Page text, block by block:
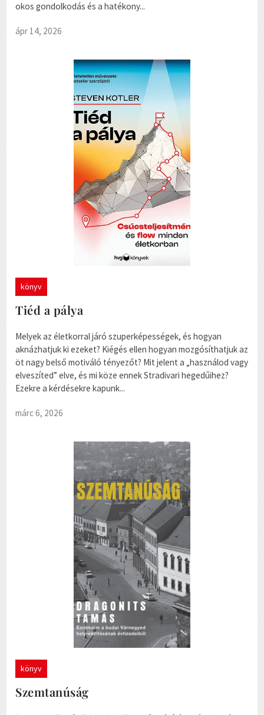
okos gondolkodás és a hatékony...
ápr 14, 2026
könyv
Tiéd a pálya
Melyek az életkorral járó szuperképességek, és hogyan
aknázhatjuk ki ezeket? Kiégés ellen hogyan mozgósíthatjuk az
öt nagy belső motiváló tényezőt? Mit jelent a „használod vagy
elveszíted” elve, és mi köze ennek Stradivari hegedűihez?
Ezekre a kérdésekre kapunk...
márc 6, 2026
könyv
Szemtanúság